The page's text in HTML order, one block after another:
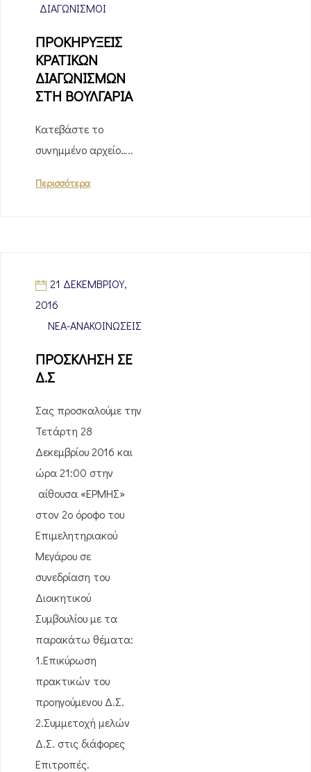
ΔΙΑΓΩΝΙΣΜΟΊ
ΠΡΟΚΗΡΥΞΕΙΣ
ΚΡΑΤΙΚΩΝ
ΔΙΑΓΩΝΙΣΜΩΝ
ΣΤΗ ΒΟΥΛΓΑΡΙΑ
Κατεβάστε το
συνημμένο αρχείο…..
Περισσότερα
21 ΔΕΚΕΜΒΡΊΟΥ,
2016
ΝΈΑ-ΑΝΑΚΟΙΝΏΣΕΙΣ
ΠΡΟΣΚΛΗΣΗ ΣΕ
Δ.Σ
Σας προσκαλούμε την
Τετάρτη 28
Δεκεμβρίου 2016 και
ώρα 21:00 στην
αίθουσα «ΕΡΜΗΣ»
στον 2ο όροφο του
Επιμελητηριακού
Μεγάρου σε
συνεδρίαση του
Διοικητικού
Συμβουλίου με τα
παρακάτω θέματα:
1.Επικύρωση
πρακτικών του
προηγούμενου Δ.Σ.
2.Συμμετοχή μελών
Δ.Σ. στις διάφορες
Επιτροπές.